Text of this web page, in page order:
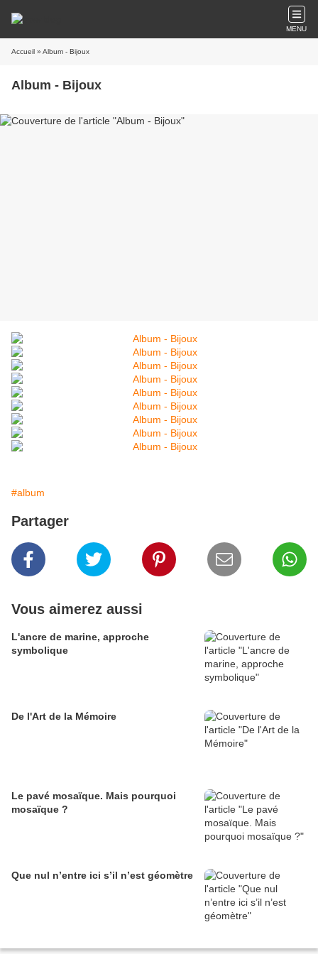
MENU
Accueil » Album - Bijoux
Album - Bijoux
#album
Partager
Vous aimerez aussi
L'ancre de marine, approche
symbolique
De l'Art de la Mémoire
Le pavé mosaïque. Mais pourquoi
mosaïque ?
Que nul n’entre ici s’il n’est géomètre